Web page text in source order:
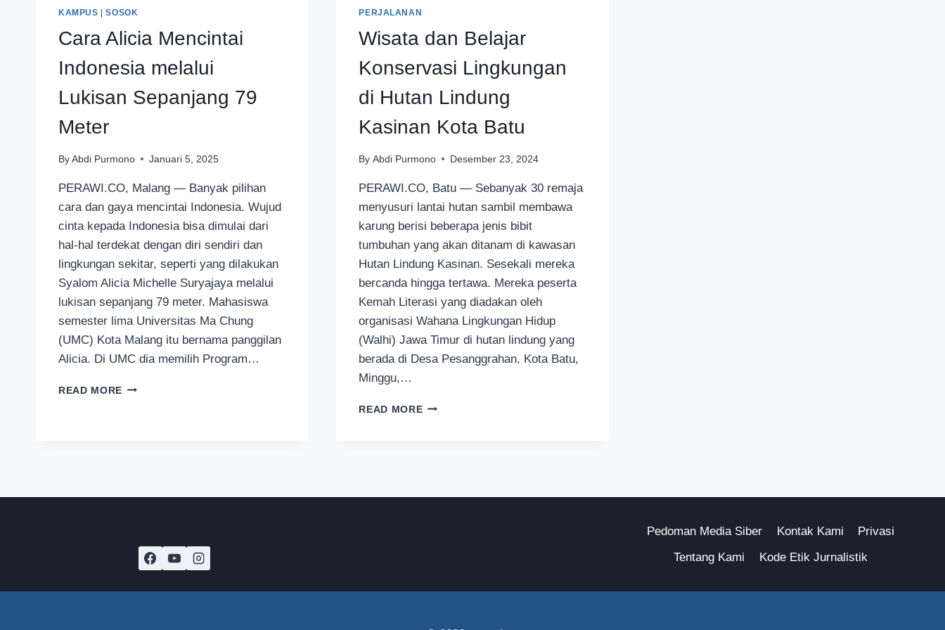
KAMPUS |SOSOK
Cara Alicia Mencintai
Indonesia melalui
Lukisan Sepanjang 79
Meter
By Abdi Purmono Januari 5, 2025
PERAWI.CO, Malang — Banyak pilihan
cara dan gaya mencintai Indonesia. Wujud
cinta kepada Indonesia bisa dimulai dari
hal-hal terdekat dengan diri sendiri dan
lingkungan sekitar, seperti yang dilakukan
Syalom Alicia Michelle Suryajaya melalui
lukisan sepanjang 79 meter. Mahasiswa
semester lima Universitas Ma Chung
(UMC) Kota Malang itu bernama panggilan
Alicia. Di UMC dia memilih Program…
READ MORE CARA
PERJALANAN
Wisata dan Belajar
Konservasi Lingkungan
di Hutan Lindung
Kasinan Kota Batu
By Abdi Purmono Desember 23, 2024
PERAWI.CO, Batu — Sebanyak 30 remaja
menyusuri lantai hutan sambil membawa
karung berisi beberapa jenis bibit
tumbuhan yang akan ditanam di kawasan
Hutan Lindung Kasinan. Sesekali mereka
bercanda hingga tertawa. Mereka peserta
Kemah Literasi yang diadakan oleh
organisasi Wahana Lingkungan Hidup
(Walhi) Jawa Timur di hutan lindung yang
berada di Desa Pesanggrahan, Kota Batu,
Minggu,…
READ MOREWISATA
Pedoman Media Siber Kontak Kami
Privasi
Tentang Kami
Kode Etik Jurnalistik